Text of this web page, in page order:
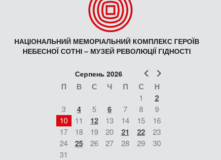
НАЦІОНАЛЬНИЙ МЕМОРІАЛЬНИЙ КОМПЛЕКС ГЕРОЇВ
НЕБЕСНОЇ СОТНІ – МУЗЕЙ РЕВОЛЮЦІЇ ГІДНОСТІ
Попер
Серпень 2026
П В С Ч П С Н
1 2
3 4 5 6 7 8
9
10
11 12 13 14 15
16
17
18 19 20 21 22
23
24
25 26 27 28 29
30
31